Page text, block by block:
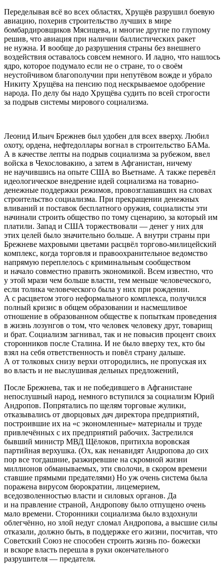
Переделывая всё во всех областях, Хрущёв разрушил боевую
авиацию, похерив строительство лучших в мире
бомбардировщиков Мясищева, и многие другие по глупому
решив, что авиация при наличии баллистических ракет
не нужна. И вообще до разрушения страны без внешнего
воздействия оставалось совсем немного. И ладно, что нашлось
ядро, которое подумало если не о стране, то о своём
неустойчивом благополучии при непутёвом вожде и убрало
Никиту Хрущёва на пенсию под нескрываемое одобрение
народа. По делу бы надо Хрущёва судить по всей строгости
за подрыв системы мирового социализма.
Леонид Ильич Брежнев был удобен для всех вверху. Любил
охоту, ордена, нефтедоллары вогнал в строительство БАМа.
А в качестве лепты на подрыв социализма за рубежом, ввел
войска в Чехословакию, а затем в Афганистан, ничему
не научившись на опыте США во Вьетнаме. А также перевёл
идеологическое внедрение идей социализма на товарно-
денежные поддержки режимов, провозглашавших на словах
строительство социализма. При прекращении денежных
вливаний и поставок бесплатного оружия, социалисты эти
начинали строить общество по тому сценарию, за который им
платили. Запад и США торжествовали — денег у них для
этих целей было значительно больше. А внутри страны при
Брежневе махровыми цветами расцвёл торгово-милицейский
комплекс, когда торговля и правоохранительное ведомство
напрямую переплелось с криминальным сообществом
и начало совместно править экономикой. Всем известно, что
у этой мрази чем больше власти, тем меньше человеческого,
если толика человеческого была у них при рождении.
А с расцветом этого неформального комплекса, получился
полный кризис в общем образовании и насмешливое
отношение в образованном обществе к попыткам проведения
в жизнь лозунгов о том, что человек человеку друг, товарищ
и брат. Социализм загнивал, так и не повысив процент своих
сторонников после Сталина. И не было вверху тех, кто бы
взял на себя ответственность и повёл страну дальше.
А от толковых снизу верхи отгородились, не пропуская их
во власть и не выслушивая дельных предложений,
После Брежнева, так и не победившего в Афганистане
непослушный народ, немного вступился за социализм Юрий
Андропов. Попрятались по щелям торговые жулики,
отказывались от дворцовых дач директора предприятий,
построившие их на «с экономленные» материалы и труде
привлечённых с их предприятий рабочих. Застрелился
бывший министр МВД Щёлоков, притихла воровская
партийная верхушка. (Ох, как ненавидят Андропова до сих
пор все тогдашние, разжиревшие на скромной жизни
миллионов обманываемых, эти сволочи, в скором времени
ставшие прямыми предателями) Но уж очень система была
поражена вирусом бюрократии, лицемерием,
вседозволенностью власти и силовых органов. Да
и на правление страной, Андропову было отпущено очень
мало времени. Сторонники социализма было вздохнули
облегчённо, но злой недуг сломал Андропова, а высшие силы
отказали, должно быть, в поддержке его жизни, посчитав, что
Советский Союз не способен строить жизнь по- божески
и вскоре власть перешла в руки окончательного
разрушителя — предателя.